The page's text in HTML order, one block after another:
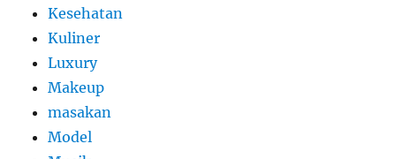
Kesehatan
Kuliner
Luxury
Makeup
masakan
Model